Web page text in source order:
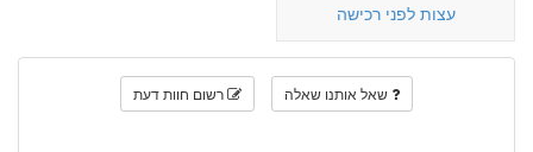
עצות לפני רכישה
שאל אותנו שאלה רשום חוות דעת